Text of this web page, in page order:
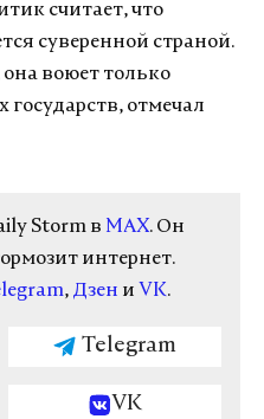
считает, что
суверенной страной.
воюет только
отмечал
Storm в MAX. Он
интернет.
, Дзен и VK.
Telegram
VK